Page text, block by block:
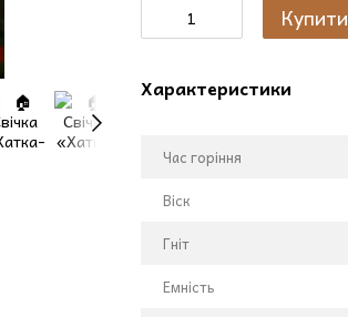
Купити
Характеристики
Час горіння
Віск
Гніт
Емність